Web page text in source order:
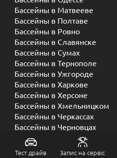
Бассейны в Матвееве
Бассейны в Полтаве
Бассейны в Ровно
Бассейны в Славянске
Бассейны в Сумах
Бассейны в Тернополе
Бассейны в Ужгороде
Бассейны в Харкове
Бассейны в Херсоне
Бассейны в Хмельницком
Бассейны в Черкассах
Бассейны в Черновцах
Бассейны в Чернигове
Тест драйв Запис на сервіс